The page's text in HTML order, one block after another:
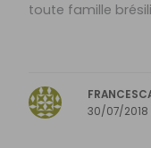
toute famille
30/07/2018